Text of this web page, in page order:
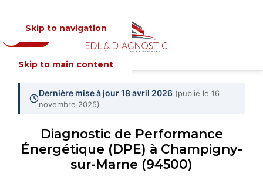
Skip to navigation
Skip to main content
MENU
Dernière mise à jour 18 avril 2026 (publié le 16
novembre 2025)
Diagnostic de Performance
Énergétique (DPE) à Champigny-
sur-Marne (94500)